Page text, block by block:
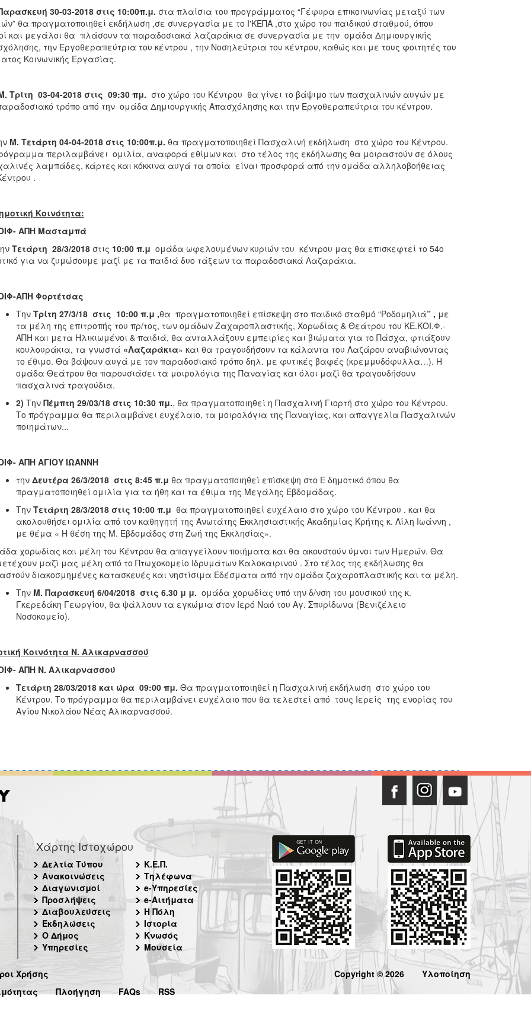
30-03-2018 στις 10:00π.μ. στα πλαίσια του προγράμματος “Γέφυρα επικοινωνίας μεταξύ των
θα πραγματοποιηθεί εκδήλωση ,σε συνεργασία με το Ι'ΚΕΠΑ ,στο χώρο του παιδικού σταθμού, όπου
και μεγάλοι θα πλάσουν τα παραδοσιακά λαζαράκια σε συνεργασία με την ομάδα Δημιουργικής
την Εργοθεραπεύτρια του κέντρου , την Νοσηλεύτρια του κέντρου, καθώς και με τους φοιτητές του
Κοινωνικής Εργασίας.
Τρίτη 03-04-2018 στις 09:30 πμ. στο χώρο του Κέντρου θα γίνει το βάψιμο των πασχαλινών αυγών με
τρόπο από την ομάδα Δημιουργικής Απασχόλησης και την Εργοθεραπεύτρια του κέντρου.
Μ. Τετάρτη 04-04-2018 στις 10:00π.μ. θα πραγματοποιηθεί Πασχαλινή εκδήλωση στο χώρο του Κέντρου.
περιλαμβάνει ομιλία, αναφορά εθίμων και στο τέλος της εκδήλωσης θα μοιραστούν σε όλους
λαμπάδες, κάρτες και κόκκινα αυγά τα οποία είναι προσφορά από την ομάδα αλληλοβοήθειας
.
Κοινότητα:
ΑΠΗ Μασταμπά
Τετάρτη 28/3/2018 στις 10:00 π.μ ομάδα ωφελουμένων κυριών του κέντρου μας θα επισκεφτεί το 54ο
για να ζυμώσουμε μαζί με τα παιδιά δυο τάξεων τα παραδοσιακά Λαζαράκια.
ΑΠΗ Φορτέτσας
Την Τρίτη 27/3/18 στις 10:00 π.μ ,θα πραγματοποιηθεί επίσκεψη στο παιδικό σταθμό “Ροδομηλιά” , με
τα μέλη της επιτροπής του πρ/τος, των ομάδων Ζαχαροπλαστικής, Χορωδίας & Θεάτρου του ΚΕ.ΚΟΙ.Φ.-
ΑΠΗ και μετα Ηλικιωμένοι & παιδιά, θα ανταλλάξουν εμπειρίες και βιώματα για το Πάσχα, φτιάξουν
κουλουράκια, τα γνωστά «Λαζαράκια» και θα τραγουδήσουν τα κάλαντα του Λαζάρου αναβιώνοντας
το έθιμο. Θα βάψουν αυγά με τον παραδοσιακό τρόπο δηλ. με φυτικές βαφές (κρεμμυδόφυλλα…). Η
ομάδα Θεάτρου θα παρουσιάσει τα μοιρολόγια της Παναγίας και όλοι μαζί θα τραγουδήσουν
πασχαλινά τραγούδια.
2) Την Πέμπτη 29/03/18 στις 10:30 πμ., θα πραγματοποιηθεί η Πασχαλινή Γιορτή στο χώρο του Κέντρου.
Το πρόγραμμα θα περιλαμβάνει ευχέλαιο, τα μοιρολόγια της Παναγίας, και απαγγελία Πασχαλινών
ποιημάτων...
ΑΠΗ ΑΓΙΟΥ ΙΩΑΝΝΗ
την Δευτέρα 26/3/2018 στις 8:45 π.μ θα πραγματοποιηθεί επίσκεψη στο Ε δημοτικό όπου θα
πραγματοποιηθεί ομιλία για τα ήθη και τα έθιμα της Μεγάλης Εβδομάδας.
Την Τετάρτη 28/3/2018 στις 10:00 π.μ θα πραγματοποιηθεί ευχέλαιο στο χώρο του Κέντρου . και θα
ακολουθήσει ομιλία από τον καθηγητή της Ανωτάτης Εκκλησιαστικής Ακαδημίας Κρήτης κ. Λίλη Ιωάννη ,
με θέμα « Η θέση της Μ. Εβδομάδος στη Ζωή της Εκκλησίας».
χορωδίας και μέλη του Κέντρου θα απαγγείλουν ποιήματα και θα ακουστούν ύμνοι των Ημερών. Θα
μαζί μας μέλη από το Πτωχοκομείο Ιδρυμάτων Καλοκαιρινού . Στο τέλος της εκδήλωσης θα
διακοσμημένες κατασκευές και νηστίσιμα Εδέσματα από την ομάδα ζαχαροπλαστικής και τα μέλη.
Την Μ. Παρασκευή 6/04/2018 στις 6.30 μ μ. ομάδα χορωδίας υπό την δ/νση του μουσικού της κ.
Γκερεδάκη Γεωργίου, θα ψάλλουν τα εγκώμια στον Ιερό Ναό του Αγ. Σπυρίδωνα (Βενιζέλειο
Νοσοκομείο).
Κοινότητα Ν. Αλικαρνασσού
ΑΠΗ Ν. Αλικαρνασσού
Τετάρτη 28/03/2018 και ώρα 09:00 πμ. Θα πραγματοποιηθεί η Πασχαλινή εκδήλωση στο χώρο του
Κέντρου. Το πρόγραμμα θα περιλαμβάνει ευχέλαιο που θα τελεστεί από τους Ιερείς της ενορίας του
Αγίου Νικολάου Νέας Αλικαρνασσού.
Χάρτης Ιστοχώρου
Δελτία Τύπου
Ανακοινώσεις
Διαγωνισμοί
Προσλήψεις
Διαβουλεύσεις
Εκδηλώσεις
Ο Δήμος
Υπηρεσίες
Κ.Ε.Π.
Τηλέφωνα
e-Υπηρεσίες
e-Αιτήματα
Η Πόλη
Ιστορία
Κνωσός
Μουσεία
Χρήσης
Πλοήγηση FAQs RSS
Copyright © 2026 Υλοποίηση